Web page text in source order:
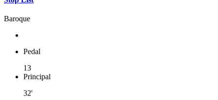
Baroque
Pedal
13
Principal
32'